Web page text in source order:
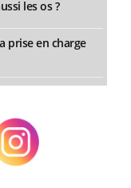
les os ?
prise en charge